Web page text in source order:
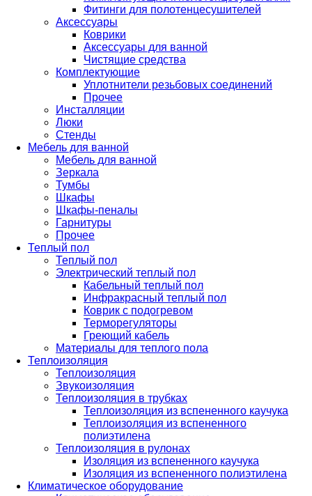
Фитинги для полотенцесушителей
Аксессуары
Коврики
Аксессуары для ванной
Чистящие средства
Комплектующие
Уплотнители резьбовых соединений
Прочее
Инсталляции
Люки
Стенды
Мебель для ванной
Мебель для ванной
Зеркала
Тумбы
Шкафы
Шкафы-пеналы
Гарнитуры
Прочее
Теплый пол
Теплый пол
Электрический теплый пол
Кабельный теплый пол
Инфракрасный теплый пол
Коврик с подогревом
Терморегуляторы
Греющий кабель
Материалы для теплого пола
Теплоизоляция
Теплоизоляция
Звукоизоляция
Теплоизоляция в трубках
Теплоизоляция из вспененного каучука
Теплоизоляция из вспененного
полиэтилена
Теплоизоляция в рулонах
Изоляция из вспененного каучука
Изоляция из вспененного полиэтилена
Климатическое оборудование